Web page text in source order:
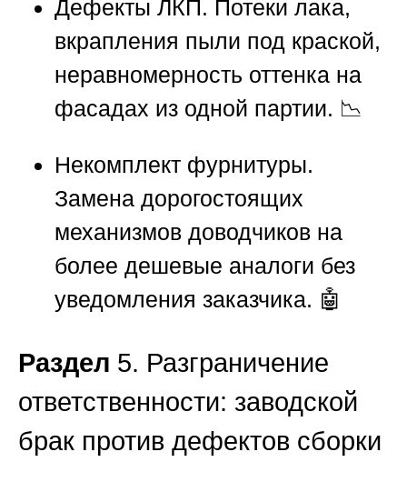
Дефекты ЛКП. Потеки лака,
вкрапления пыли под краской,
неравномерность оттенка на
фасадах из одной партии. 📉
Некомплект фурнитуры.
Замена дорогостоящих
механизмов доводчиков на
более дешевые аналоги без
уведомления заказчика. 🤖
Раздел 5. Разграничение
ответственности: заводской
брак против дефектов сборки